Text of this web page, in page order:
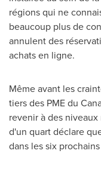
régions qui ne
beaucoup plus de
annulent des
achats en ligne.
Même avant les
tiers des PME du
revenir à des
d'un quart déclare
dans les six